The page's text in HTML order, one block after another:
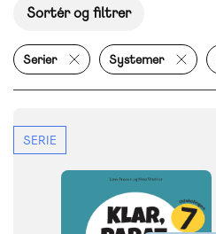
Sortér og filtrer
Serier Systemer
SERIE